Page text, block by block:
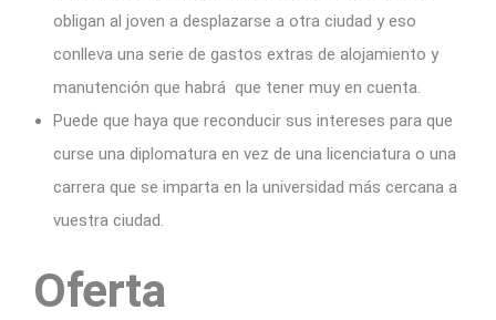
obligan al joven a desplazarse a otra ciudad y eso
conlleva una serie de gastos extras de alojamiento y
manutención que habrá que tener muy en cuenta.
Puede que haya que reconducir sus intereses para que
curse una diplomatura en vez de una licenciatura o una
carrera que se imparta en la universidad más cercana a
vuestra ciudad.
Oferta